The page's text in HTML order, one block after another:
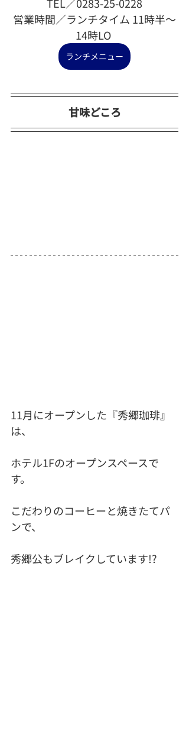
営業時間／ランチタイム 11時半～
14時LO
ランチメニュー
甘味どころ
11月にオープンした『秀郷珈琲』
は、
ホテル1Fのオープンスペースで
す。
こだわりのコーヒーと焼きたてパ
ンで、
秀郷公もブレイクしています!?